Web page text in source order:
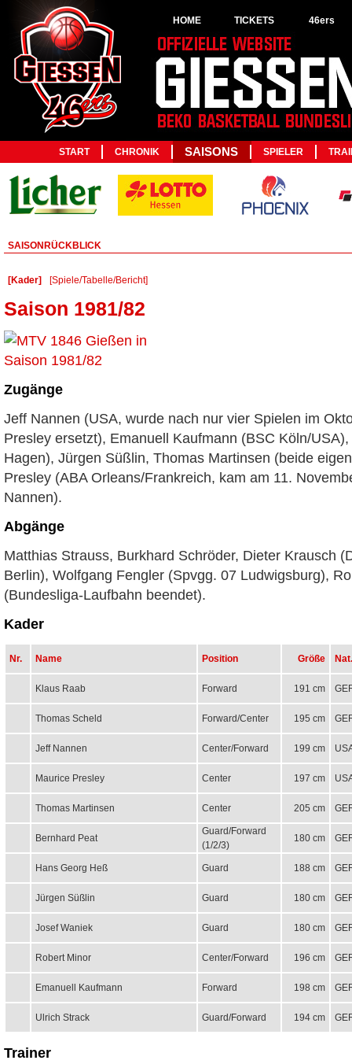
HOME TICKETS 46ers
START CHRONIK SAISONS SPIELER
SAISONRÜCKBLICK
[Kader] [Spiele/Tabelle/Bericht]
Saison 1981/82
Zugänge
Jeff Nannen (USA, wurde nach nur vier Spielen im
Presley ersetzt), Emanuell Kaufmann (BSC Köln/
Hagen), Jürgen Süßlin, Thomas Martinsen (beide
Presley (ABA Orleans/Frankreich, kam am 11.
Nannen).
Abgänge
Matthias Strauss, Burkhard Schröder, Dieter Krausch
Berlin), Wolfgang Fengler (Spvgg. 07 Ludwigsburg),
(Bundesliga-Laufbahn beendet).
Kader
Nr. Name Position Größe Nat.
Klaus Raab Forward 191 cm
Thomas Scheld Forward/Center 195 cm
Jeff Nannen Center/Forward 199 cm
Maurice Presley Center 197 cm
Thomas Martinsen Center 205 cm
Bernhard Peat
Guard/Forward
(1/2/3)
180 cm
Hans Georg Heß Guard 188 cm
Jürgen Süßlin Guard 180 cm
Josef Waniek Guard 180 cm
Robert Minor Center/Forward 196 cm
Emanuell Kaufmann Forward 198 cm
Ulrich Strack Guard/Forward 194 cm
Trainer